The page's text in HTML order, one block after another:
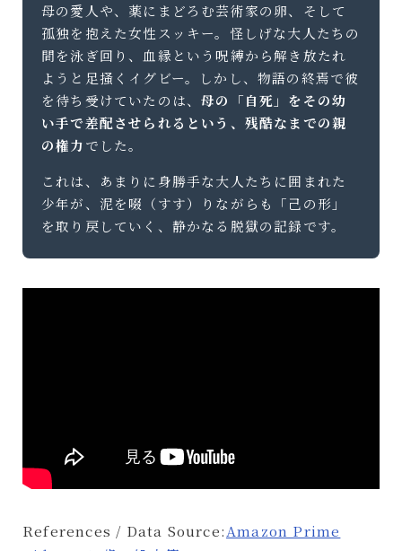
母の愛人や、薬にまどろむ芸術家の卵、そして
孤独を抱えた女性スッキー。怪しげな大人たちの
間を泳ぎ回り、血縁という呪縛から解き放たれ
ようと足掻くイグビー。しかし、物語の終焉で彼
を待ち受けていたのは、母の「自死」をその幼
い手で差配させられるという、残酷なまでの親
の権力でした。
これは、あまりに身勝手な大人たちに囲まれた
少年が、泥を啜（すす）りながらも「己の形」
を取り戻していく、静かなる脱獄の記録です。
References / Data Source:Amazon Prime